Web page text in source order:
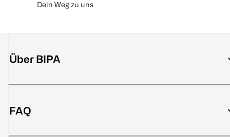
Dein Weg zu uns
Über BIPA
FAQ